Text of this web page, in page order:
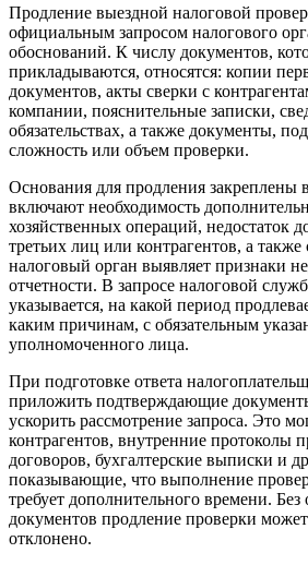
Продление выездной налоговой
официальным запросом налогового
обоснований. К числу документов,
прикладываются, относятся: копии
документов, акты сверки с
компании, пояснительные записки,
обязательствах, а также документы,
сложность или объем проверки.
Основания для продления закреплены
включают необходимость
хозяйственных операций, недостаток
третьих лиц или контрагентов, а также
налоговый орган выявляет признаки
отчетности. В запросе налоговой
указывается, на какой период
каким причинам, с обязательным
уполномоченного лица.
При подготовке ответа
приложить подтверждающие
ускорить рассмотрение запроса. Это
контрагентов, внутренние протоколы
договоров, бухгалтерские выписки и
показывающие, что выполнение
требует дополнительного времени.
документов продление проверки
отклонено.